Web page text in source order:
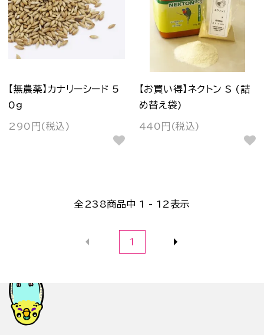
【無農薬】カナリーシード 5
0g
290円(税込)
【お買い得】ネクトン S (詰
め替え袋)
440円(税込)
全238商品中 1 - 12表示
1